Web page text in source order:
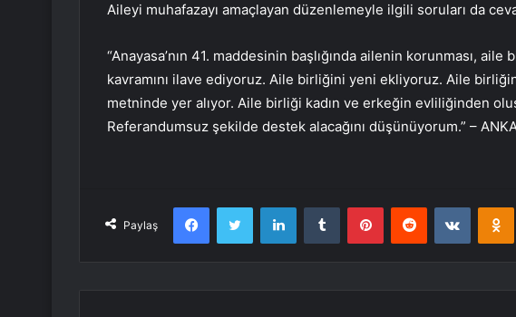
Aileyi muhafazayı amaçlayan düzenlemeyle ilgili soruları da
“Anayasa’nın 41. maddesinin başlığında ailenin korunması,
kavramını ilave ediyoruz. Aile birliğini yeni ekliyoruz. Aile
metninde yer alıyor. Aile birliği kadın ve erkeğin evliliğinden
Referandumsuz şekilde destek alacağını düşünüyorum.” –
Paylaş
FacebookTwitter LinkedInTumblr PinterestReddit